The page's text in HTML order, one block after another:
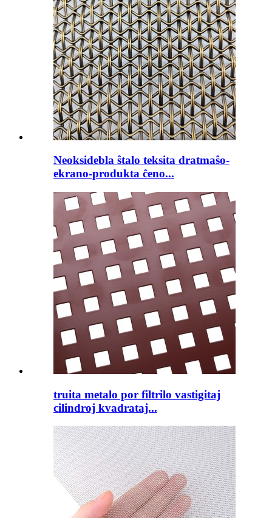
Neoksidebla ŝtalo teksita dratmaŝo-
ekrano-produkta ĉeno...
truita metalo por filtrilo vastigitaj
cilindroj kvadrataj...